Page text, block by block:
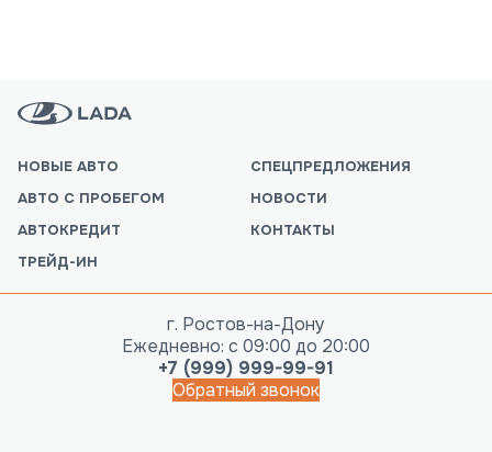
НОВЫЕ АВТО
АВТО С ПРОБЕГОМ
АВТОКРЕДИТ
ТРЕЙД-ИН
СПЕЦПРЕДЛОЖЕНИЯ
НОВОСТИ
КОНТАКТЫ
г. Ростов-на-Дону
Ежедневно: с 09:00 до 20:00
+7 (999) 999-99-91
Обратный звонок